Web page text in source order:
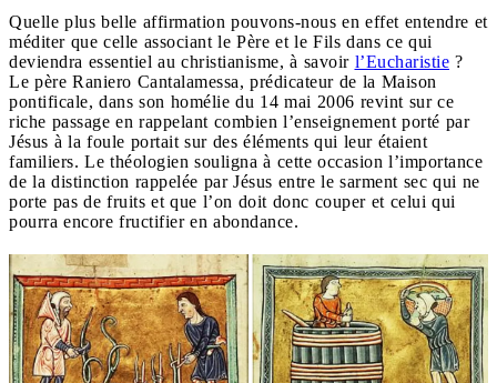
Quelle plus belle affirmation pouvons-nous en effet entendre et
méditer que celle associant le Père et le Fils dans ce qui
deviendra essentiel au christianisme, à savoir l’Eucharistie ?
Le père Raniero Cantalamessa, prédicateur de la Maison
pontificale, dans son homélie du 14 mai 2006 revint sur ce
riche passage en rappelant combien l’enseignement porté par
Jésus à la foule portait sur des éléments qui leur étaient
familiers. Le théologien souligna à cette occasion l’importance
de la distinction rappelée par Jésus entre le sarment sec qui ne
porte pas de fruits et que l’on doit donc couper et celui qui
pourra encore fructifier en abondance.